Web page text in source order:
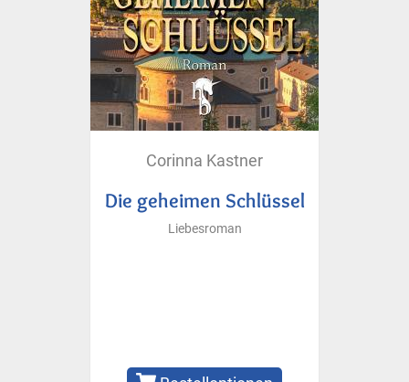
Corinna Kastner
Die geheimen Schlüssel
Liebesroman